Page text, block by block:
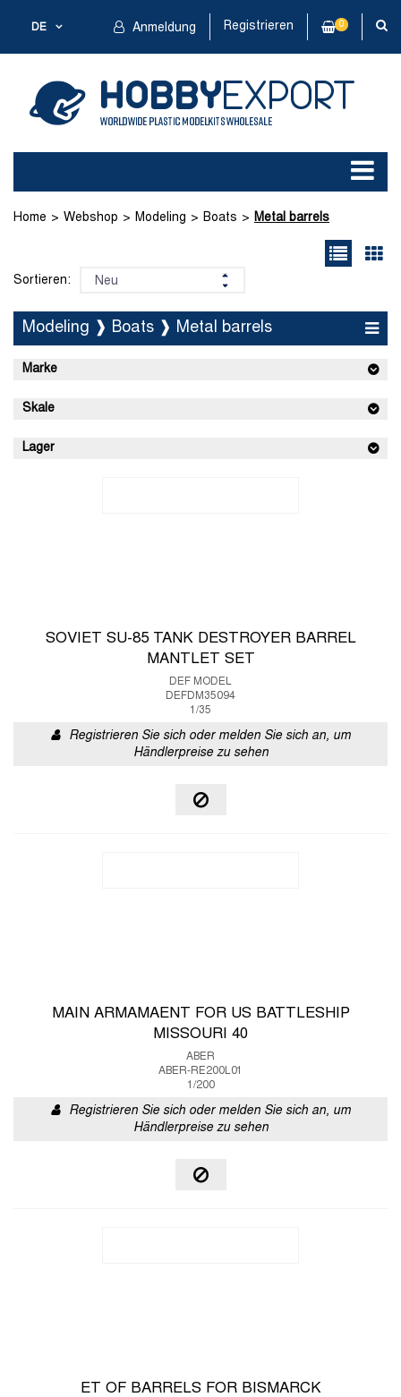
DE Anmeldung Registrieren 0
Home Webshop Modeling Boats Metal barrels
Sortieren:
Modeling ❱ Boats ❱ Metal barrels
Marke
Skale
Lager
SOVIET SU-85 TANK DESTROYER BARREL
MANTLET SET
DEF MODEL
DEFDM35094
1/35
Registrieren Sie sich oder melden Sie sich an, um
Händlerpreise zu sehen
MAIN ARMAMAENT FOR US BATTLESHIP
MISSOURI 40
ABER
ABER-RE200L01
1/200
Registrieren Sie sich oder melden Sie sich an, um
Händlerpreise zu sehen
ET OF BARRELS FOR BISMARCK